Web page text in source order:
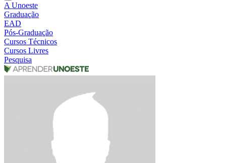
A Unoeste
Graduação
EAD
Pós-Graduação
Cursos Técnicos
Cursos Livres
Pesquisa